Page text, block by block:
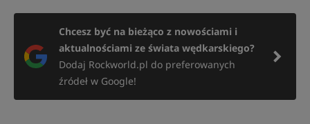
Chcesz być na bieżąco z nowościami i
aktualnościami ze świata wędkarskiego?
Dodaj Rockworld.pl do preferowanych
źródeł w Google!